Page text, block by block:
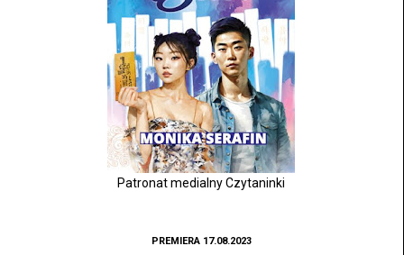
Patronat medialny Czytaninki
PREMIERA 17.08.2023